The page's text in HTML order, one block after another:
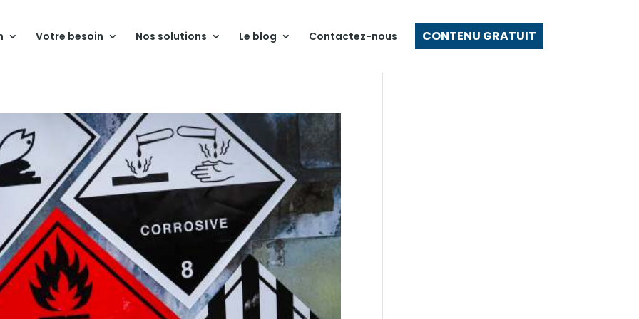
Votre besoin Nos solutions Le blog Contactez-nous CONTENU GRATUIT